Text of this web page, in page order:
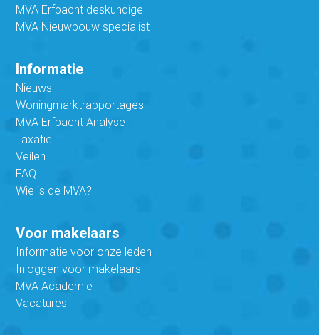
MVA Erfpacht deskundige
MVA Nieuwbouw specialist
Informatie
Nieuws
Woningmarktrapportages
MVA Erfpacht Analyse
Taxatie
Veilen
FAQ
Wie is de MVA?
Voor makelaars
Informatie voor onze leden
Inloggen voor makelaars
MVA Academie
Vacatures